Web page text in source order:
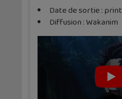
Date de sortie :
Diffusion : Wakanim